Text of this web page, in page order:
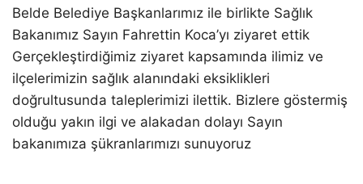
Belde Belediye Başkanlarımız ile birlikte Sağlık
Bakanımız Sayın Fahrettin Koca’yı ziyaret ettik
Gerçekleştirdiğimiz ziyaret kapsamında ilimiz ve
ilçelerimizin sağlık alanındaki eksiklikleri
doğrultusunda taleplerimizi ilettik. Bizlere göstermiş
olduğu yakın ilgi ve alakadan dolayı Sayın
bakanımıza şükranlarımızı sunuyoruz